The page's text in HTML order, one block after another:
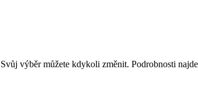
výběr můžete kdykoli změnit. Podrobnosti